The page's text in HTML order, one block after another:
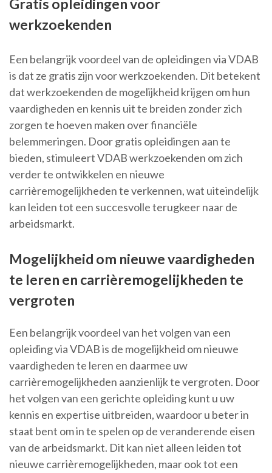
Gratis opleidingen voor
werkzoekenden
Een belangrijk voordeel van de opleidingen via VDAB
is dat ze gratis zijn voor werkzoekenden. Dit betekent
dat werkzoekenden de mogelijkheid krijgen om hun
vaardigheden en kennis uit te breiden zonder zich
zorgen te hoeven maken over financiële
belemmeringen. Door gratis opleidingen aan te
bieden, stimuleert VDAB werkzoekenden om zich
verder te ontwikkelen en nieuwe
carrièremogelijkheden te verkennen, wat uiteindelijk
kan leiden tot een succesvolle terugkeer naar de
arbeidsmarkt.
Mogelijkheid om nieuwe vaardigheden
te leren en carrièremogelijkheden te
vergroten
Een belangrijk voordeel van het volgen van een
opleiding via VDAB is de mogelijkheid om nieuwe
vaardigheden te leren en daarmee uw
carrièremogelijkheden aanzienlijk te vergroten. Door
het volgen van een gerichte opleiding kunt u uw
kennis en expertise uitbreiden, waardoor u beter in
staat bent om in te spelen op de veranderende eisen
van de arbeidsmarkt. Dit kan niet alleen leiden tot
nieuwe carrièremogelijkheden, maar ook tot een